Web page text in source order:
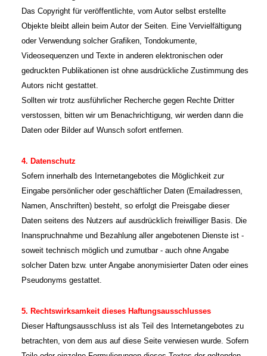
Das Copyright für veröffentlichte, vom Autor selbst erstellte
Objekte bleibt allein beim Autor der Seiten. Eine Vervielfältigung
oder Verwendung solcher Grafiken, Tondokumente,
Videosequenzen und Texte in anderen elektronischen oder
gedruckten Publikationen ist ohne ausdrückliche Zustimmung des
Autors nicht gestattet.
Sollten wir trotz ausführlicher Recherche gegen Rechte Dritter
verstossen, bitten wir um Benachrichtigung, wir werden dann die
Daten oder Bilder auf Wunsch sofort entfernen.
4. Datenschutz
Sofern innerhalb des Internetangebotes die Möglichkeit zur
Eingabe persönlicher oder geschäftlicher Daten (Emailadressen,
Namen, Anschriften) besteht, so erfolgt die Preisgabe dieser
Daten seitens des Nutzers auf ausdrücklich freiwilliger Basis. Die
Inanspruchnahme und Bezahlung aller angebotenen Dienste ist -
soweit technisch möglich und zumutbar - auch ohne Angabe
solcher Daten bzw. unter Angabe anonymisierter Daten oder eines
Pseudonyms gestattet.
5. Rechtswirksamkeit dieses Haftungsausschlusses
Dieser Haftungsausschluss ist als Teil des Internetangebotes zu
betrachten, von dem aus auf diese Seite verwiesen wurde. Sofern